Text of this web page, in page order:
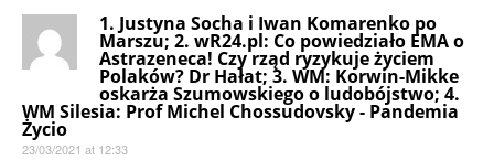
1. Justyna Socha i Iwan Komarenko po
Marszu; 2. wR24.pl: Co powiedziało EMA o
Astrazeneca! Czy rząd ryzykuje życiem
Polaków? Dr Hałat; 3. WM: Korwin-Mikke
oskarża Szumowskiego o ludobójstwo; 4.
WM Silesia: Prof Michel Chossudovsky - Pandemia
Życio
23/03/2021 at 12:33